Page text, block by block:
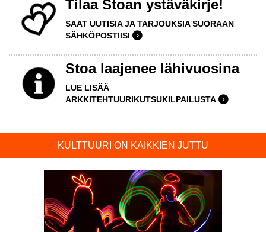
Tilaa Stoan ystäväkirje!
SAAT UUTISIA JA TARJOUKSIA SUORAAN
SÄHKÖPOSTIISI
Stoa laajenee lähivuosina
LUE LISÄÄ
ARKKITEHTUURIKUTSUKILPAILUSTA
KULTTUURI ON KAIKKIEN JUTTU